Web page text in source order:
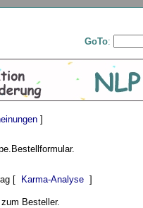
GoTo:
]
[
Karma-Analyse]
Besteller.